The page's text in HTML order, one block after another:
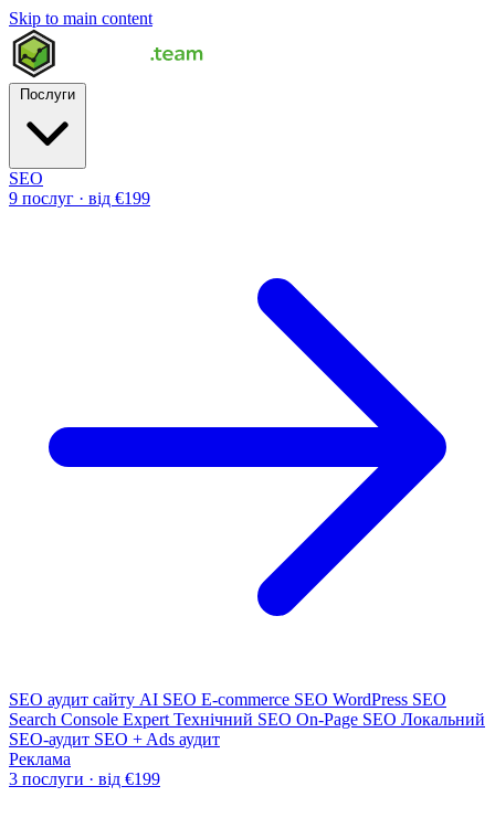
Skip to main content
SEO
9 послуг · від €199
SEO аудит сайту AI SEO E-commerce SEO WordPress SEO
Search Console Expert Технічний SEO On-Page SEO Локальний
SEO-аудит SEO + Ads аудит
Реклама
3 послуги · від €199